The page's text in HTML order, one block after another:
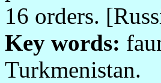
16 orders.
Key words:
Turkmenistan.